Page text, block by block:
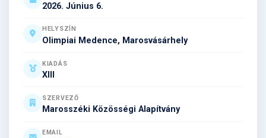
2026. Június 6.
HELYSZÍN
Olimpiai Medence, Marosvásárhely
KIADÁS
XIII
SZERVEZŐ
Marosszéki Közösségi Alapítvány
EMAIL